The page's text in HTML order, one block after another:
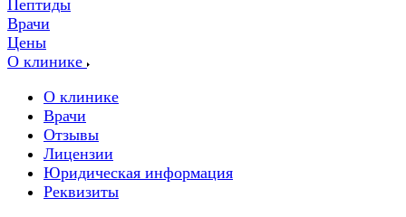
Пептиды
Врачи
Цены
О клинике
О клинике
Врачи
Отзывы
Лицензии
Юридическая информация
Реквизиты